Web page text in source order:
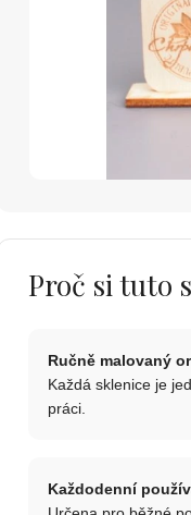
Proč si tuto
Ručně malovaný
Každá sklenice je
práci.
Každodenní